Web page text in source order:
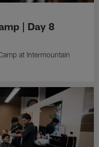
| Day 8
at Intermountain